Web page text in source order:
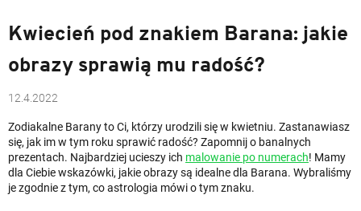
Kwiecień pod znakiem Barana: jakie
obrazy sprawią mu radość?
12.4.2022
Zodiakalne Barany to Ci, którzy urodzili się w kwietniu. Zastanawiasz
się, jak im w tym roku sprawić radość? Zapomnij o banalnych
prezentach. Najbardziej ucieszy ich malowanie po numerach! Mamy
dla Ciebie wskazówki, jakie obrazy są idealne dla Barana. Wybraliśmy
je zgodnie z tym, co astrologia mówi o tym znaku.